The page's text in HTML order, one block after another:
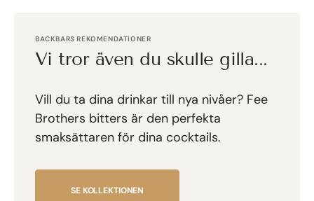
BACKBARS REKOMENDATIONER
Vi tror även du skulle gilla...
Vill du ta dina drinkar till nya nivåer? Fee
Brothers bitters är den perfekta
smaksättaren för dina cocktails.
SE KOLLEKTIONEN